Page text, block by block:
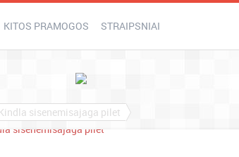
KITOS PRAMOGOS STRAIPSNIAI
sisenemisajaga pilet